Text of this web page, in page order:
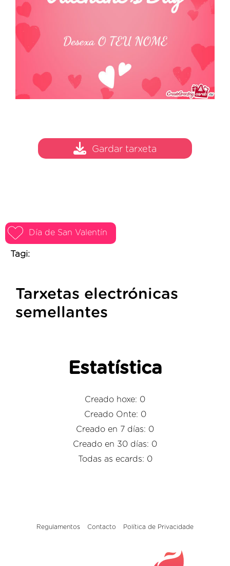
Día de San Valentín
Tagi:
Gardar tarxeta
Tarxetas electrónicas
semellantes
Estatística
Creado hoxe: 0
Creado Onte: 0
Creado en 7 días: 0
Creado en 30 días: 0
Todas as ecards: 0
Regulamentos Contacto Política de Privacidade